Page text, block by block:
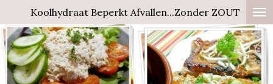
direct
naar
de
Koolhydraat Beperkt Afvallen...Zonder ZOUT